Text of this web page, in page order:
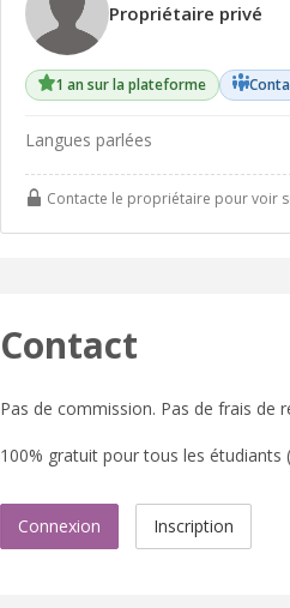
Propriétaire privé
1 an sur la plateforme
Langues parlées
Contacte le propriétaire pour voir
Contact
Pas de commission. Pas de frais de
100% gratuit pour tous les étudiants
Connexion Inscription